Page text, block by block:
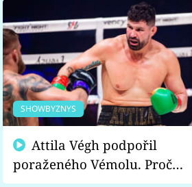
SHOWBYZNYS
poraženého Vémolu. Proč
chce raději zápasit s ním než